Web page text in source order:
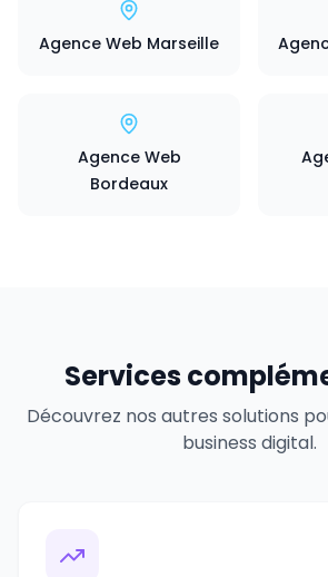
Agence Web Marseille
Agence Web
Bordeaux
Services
Découvrez nos autres solutions
business digital.